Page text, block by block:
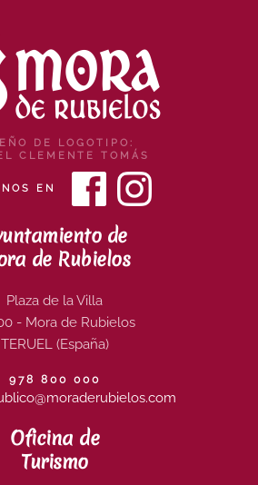
DE LOGOTIPO:
CLEMENTE TOMÁS
EN
de
de Rubielos
Plaza de la Villa
- Mora de Rubielos
TERUEL (España)
978 800 000
Oficina de
Turismo